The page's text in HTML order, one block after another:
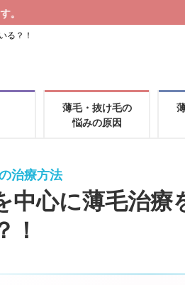
る？！
薄毛・抜け毛の
悩みの原因
治療方法
中心に薄毛治療
！